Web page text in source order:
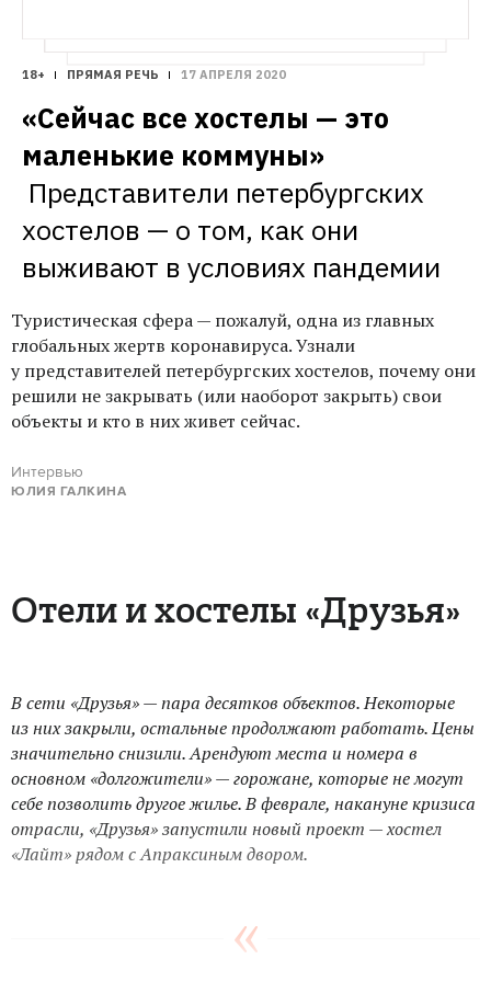
18+ ПРЯМАЯ РЕЧЬ 17 АПРЕЛЯ 2020
«Сейчас все хостелы — это
Представители петербургских
хостелов — о том, как они
Туристическая сфера — пожалуй, одна из главных
глобальных жертв коронавируса. Узнали
у представителей петербургских хостелов, почему они
решили не закрывать (или наоборот закрыть) свои
объекты и кто в них живет сейчас.
Интервью
ЮЛИЯ ГАЛКИНА
Отели и хостелы «Друзья»
В сети «Друзья» — пара десятков объектов. Некоторые
из них закрыли, остальные продолжают работать. Цены
значительно снизили. Арендуют места и номера в
основном «долгожители» — горожане, которые не могут
себе позволить другое жилье. В феврале, накануне кризиса
отрасли, «Друзья» запустили новый проект — хостел
«Лайт» рядом с Апраксиным двором.